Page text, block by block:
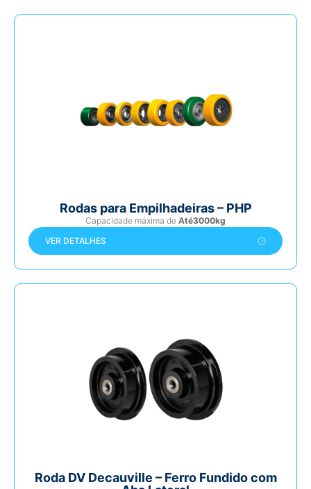
Rodas para Empilhadeiras – PHP
Capacidade máxima de Até3000kg
VER DETALHES
Roda DV Decauville – Ferro Fundido com